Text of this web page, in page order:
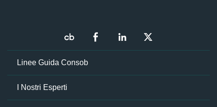
Linee Guida Consob
I Nostri Esperti